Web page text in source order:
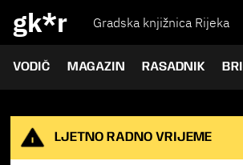
gk*r Gradska knjižnica Rijeka
VODIČ MAGAZIN RASADNIK
LJETNO RADNO VRIJEME